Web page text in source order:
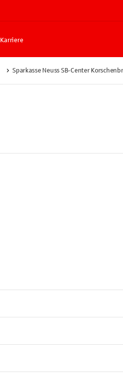
Karriere
Sparkasse Neuss SB-Center